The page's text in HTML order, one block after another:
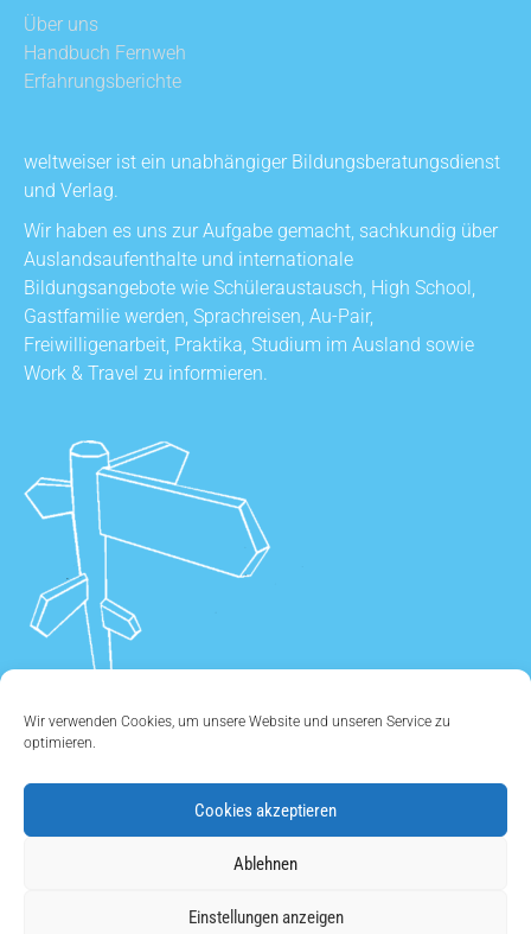
Wir verwenden Cookies, um unsere Website und unseren Service zu
optimieren.
Cookies akzeptieren
Ablehnen
Einstellungen anzeigen
Über uns
Handbuch Fernweh
Erfahrungsberichte
weltweiser ist ein unabhängiger Bildungsberatungsdienst
und Verlag.
Wir haben es uns zur Aufgabe gemacht, sachkundig über
Auslandsaufenthalte und internationale
Bildungsangebote wie Schüleraustausch, High School,
Gastfamilie werden, Sprachreisen, Au-Pair,
Freiwilligenarbeit, Praktika, Studium im Ausland sowie
Work & Travel zu informieren.